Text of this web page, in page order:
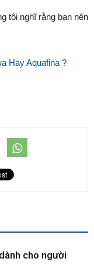
tôi nghĩ rằng bạn nên
Hay Aquafina ?
cho người